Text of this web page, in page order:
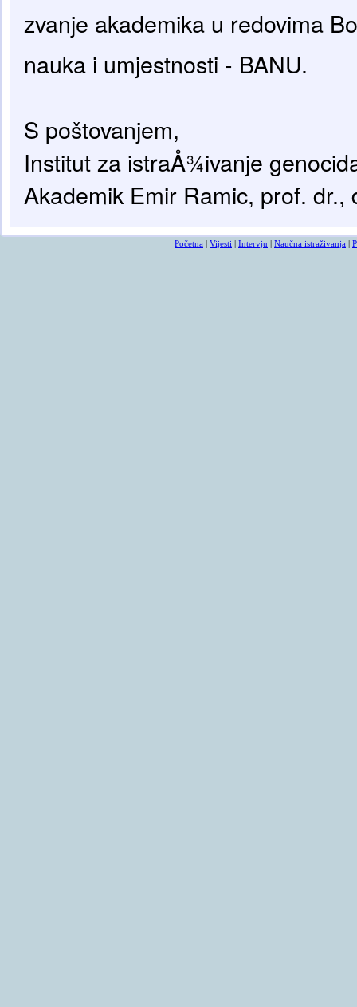
zvanje akademika u redovima
nauka i umjestnosti - BANU.
S poštovanjem,
Institut za istraÅ¾ivanje
Akademik Emir Ramic, prof. dr.,
Početna | Vijesti | Intervju | Naučna istraživanja |